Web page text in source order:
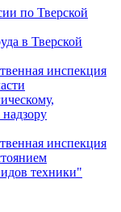
по Тверской
в Тверской
инспекция
инспекция
техники"